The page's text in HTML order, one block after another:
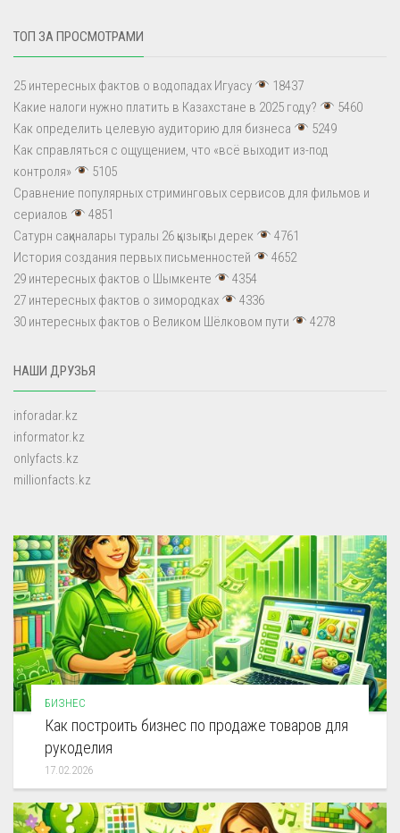
ТОП ЗА ПРОСМОТРАМИ
25 интересных фактов о водопадах Игуасу
18437
Какие налоги нужно платить в Казахстане в 2025 году?
5460
Как определить целевую аудиторию для бизнеса
5249
Как справляться с ощущением, что «всё выходит из-под
контроля»
5105
Сравнение популярных стриминговых сервисов для фильмов и
сериалов
4851
Сатурн сақиналары туралы 26 қызықты дерек
4761
История создания первых письменностей
4652
29 интересных фактов о Шымкенте
4354
27 интересных фактов о зимородках
4336
30 интересных фактов о Великом Шёлковом пути
4278
НАШИ ДРУЗЬЯ
inforadar.kz
informator.kz
onlyfacts.kz
millionfacts.kz
БИЗНЕС
Как построить бизнес по продаже товаров для
рукоделия
17.02.2026